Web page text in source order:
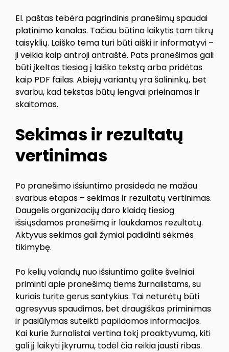
El. paštas tebėra pagrindinis pranešimų spaudai
platinimo kanalas. Tačiau būtina laikytis tam tikrų
taisyklių. Laiško tema turi būti aiški ir informatyvi –
ji veikia kaip antroji antraštė. Pats pranešimas gali
būti įkeltas tiesiog į laiško tekstą arba pridėtas
kaip PDF failas. Abiejų variantų yra šalininkų, bet
svarbu, kad tekstas būtų lengvai prieinamas ir
skaitomas.
Sekimas ir rezultatų
vertinimas
Po pranešimo išsiuntimo prasideda ne mažiau
svarbus etapas – sekimas ir rezultatų vertinimas.
Daugelis organizacijų daro klaidą tiesiog
išsiųsdamos pranešimą ir laukdamos rezultatų.
Aktyvus sekimas gali žymiai padidinti sėkmės
tikimybę.
Po kelių valandų nuo išsiuntimo galite švelniai
priminti apie pranešimą tiems žurnalistams, su
kuriais turite gerus santykius. Tai neturėtų būti
agresyvus spaudimas, bet draugiškas priminimas
ir pasiūlymas suteikti papildomos informacijos.
Kai kurie žurnalistai vertina tokį proaktyvumą, kiti
gali jį laikyti įkyrumu, todėl čia reikia jausti ribas.